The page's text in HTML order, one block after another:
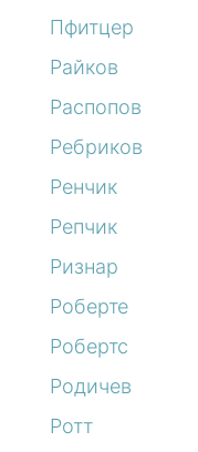
Пфитцер
Райков
Распопов
Ребриков
Ренчик
Репчик
Ризнар
Роберте
Робертс
Родичев
Ротт